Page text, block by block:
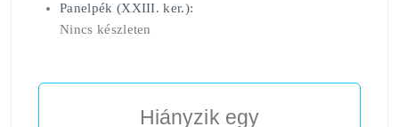
Panelpék (XXIII. ker.):
Nincs készleten
Hiányzik egy